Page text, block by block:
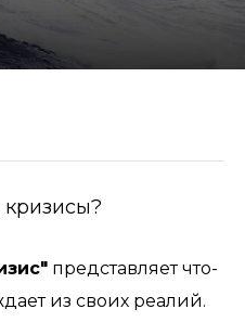
представляет что-
из своих реалий.